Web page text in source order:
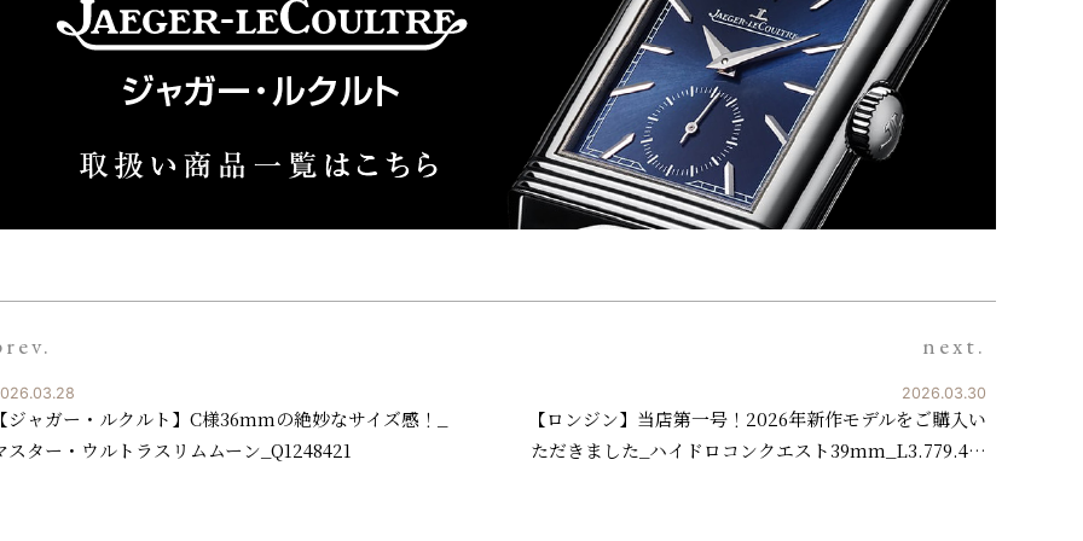
ジャガー・ルクルト】C様36mmの絶妙なサイズ感！_
スター・ウルトラスリムムーン_Q1248421
next.
2026.03.30
【ロンジン】当店第一号！2026年新作モデルをご購入い
ただきました_ハイドロコンクエスト39mm_L3.779.4…